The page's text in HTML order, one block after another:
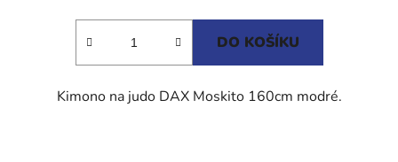
DO KOŠÍKU
Kimono na judo DAX Moskito 160cm modré.